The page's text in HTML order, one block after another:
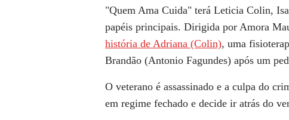
"Quem Ama Cuida" terá Leticia Colin,
papéis principais. Dirigida por Amora
história de Adriana (Colin), uma
Brandão (Antonio Fagundes) após um
O veterano é assassinado e a culpa do
em regime fechado e decide ir atrás do